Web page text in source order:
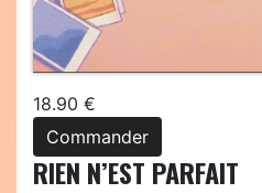
18.90 €
Commander
RIEN N’EST PARFAIT